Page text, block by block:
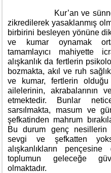
Kur’an ve sünnette
zikredilerek yasaklanmış
birbirini besleyen yönüne
ve kumar oynamak
tamamlayıcı mahiyette
alışkanlık da fertlerin
bozmakta, akıl ve ruh
ve kumar, fertlerin olduğu
ailelerinin, akrabalarının
etmektedir. Bunlar
sarsılmakta, masum ve
şefkatinden mahrum
Bu durum genç nesillerin
sevgi ve şefkatten
alışkanlıkların
toplumun geleceğe
olmaktadır.